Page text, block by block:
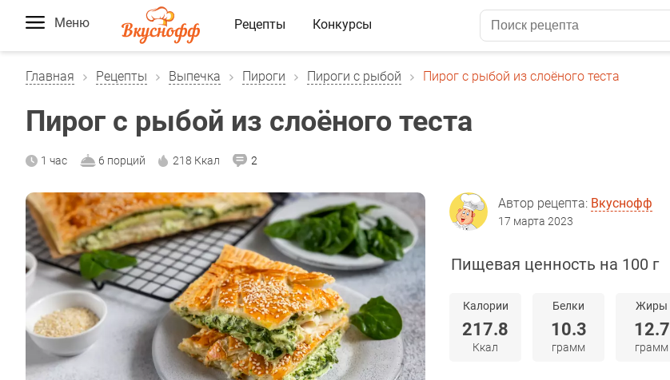
Меню Рецепты Конкурсы
Главная Рецепты Выпечка Пироги Пироги с рыбой Пирог с рыбой из слоёного теста
Пирог с рыбой из слоёного теста
1 час 6 порций 218 Ккал 2
Автор рецепта: Вкуснофф
17 марта 2023
Пищевая ценность на 100 г
Калории
217.8
Ккал
Белки
10.3
грамм
Жиры
12.7
грамм